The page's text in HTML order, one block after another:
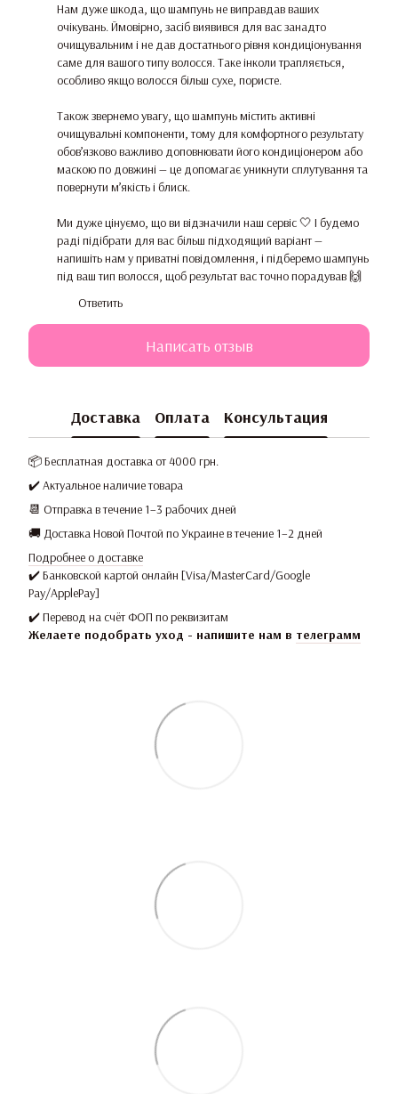
Нам дуже шкода, що шампунь не виправдав ваших
очікувань. Ймовірно, засіб виявився для вас занадто
очищувальним і не дав достатнього рівня кондиціонування
саме для вашого типу волосся. Таке інколи трапляється,
особливо якщо волосся більш сухе, пористе.
Також звернемо увагу, що шампунь містить активні
очищувальні компоненти, тому для комфортного результату
обов’язково важливо доповнювати його кондиціонером або
маскою по довжині — це допомагає уникнути сплутування та
повернути м’якість і блиск.
Ми дуже цінуємо, що ви відзначили наш сервіс 🤍 І будемо
раді підібрати для вас більш підходящий варіант —
напишіть нам у приватні повідомлення, і підберемо шампунь
під ваш тип волосся, щоб результат вас точно порадував 🙌
Ответить
Написать отзыв
Доставка Оплата Консультация
📦 Бесплатная доставка от 4000 грн.
✔️ Актуальное наличие товара
📆 Отправка в течение 1–3 рабочих дней
🚚 Доставка Новой Почтой по Украине в течение 1–2 дней
Подробнее о доставке
✔️ Банковской картой онлайн [Visa/MasterCard/Google
Pay/ApplePay]
✔️ Перевод на счёт ФОП по реквизитам
Желаете подобрать уход - напишите нам в телеграмм